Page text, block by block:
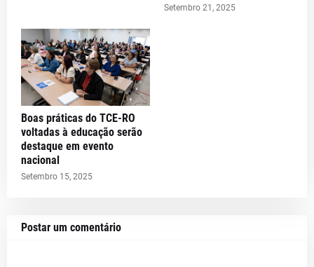
Setembro 21, 2025
Boas práticas do TCE-RO
voltadas à educação serão
destaque em evento
nacional
Setembro 15, 2025
Postar um comentário